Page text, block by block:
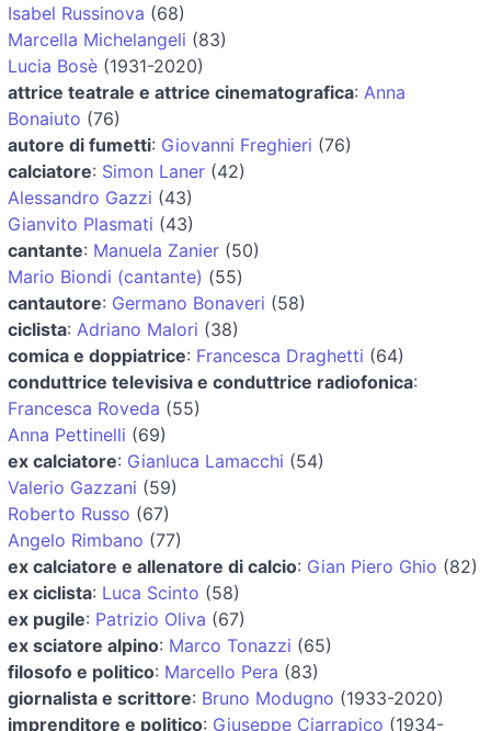
Isabel Russinova (68)
Marcella Michelangeli (83)
Lucia Bosè (1931-2020)
attrice teatrale e attrice cinematografica: Anna
Bonaiuto (76)
autore di fumetti: Giovanni Freghieri (76)
calciatore: Simon Laner (42)
Alessandro Gazzi (43)
Gianvito Plasmati (43)
cantante: Manuela Zanier (50)
Mario Biondi (cantante) (55)
cantautore: Germano Bonaveri (58)
ciclista: Adriano Malori (38)
comica e doppiatrice: Francesca Draghetti (64)
conduttrice televisiva e conduttrice radiofonica:
Francesca Roveda (55)
Anna Pettinelli (69)
ex calciatore: Gianluca Lamacchi (54)
Valerio Gazzani (59)
Roberto Russo (67)
Angelo Rimbano (77)
ex calciatore e allenatore di calcio: Gian Piero Ghio (82)
ex ciclista: Luca Scinto (58)
ex pugile: Patrizio Oliva (67)
ex sciatore alpino: Marco Tonazzi (65)
filosofo e politico: Marcello Pera (83)
giornalista e scrittore: Bruno Modugno (1933-2020)
imprenditore e politico: Giuseppe Ciarrapico (1934-